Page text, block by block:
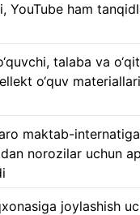
YouTube ham
talaba va
o‘quv
maktab-
norozilar uchun
joylashish